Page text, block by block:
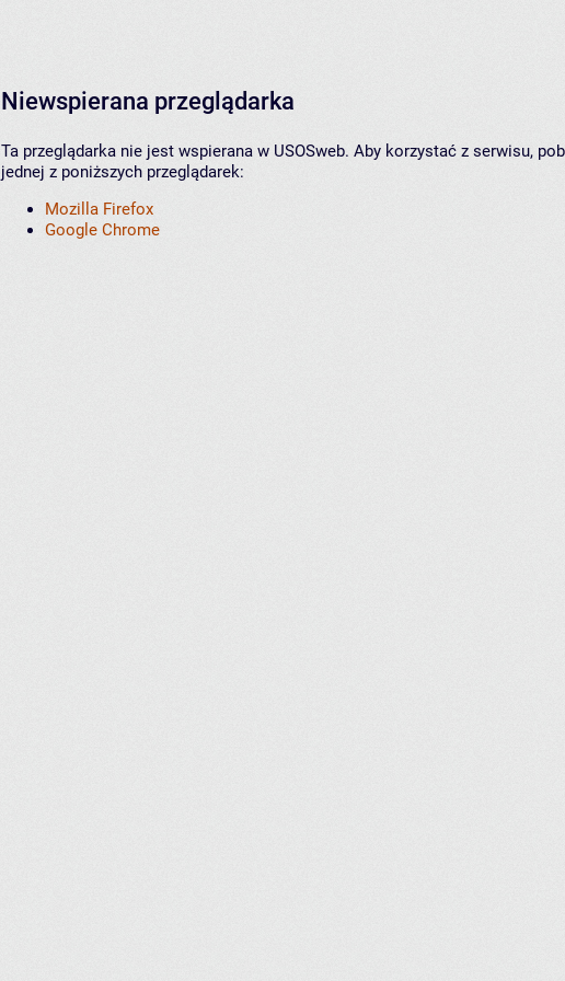
Niewspierana przeglądarka
Ta przeglądarka nie jest wspierana w USOSweb. Aby korzystać z serwisu,
jednej z poniższych przeglądarek:
Mozilla Firefox
Google Chrome